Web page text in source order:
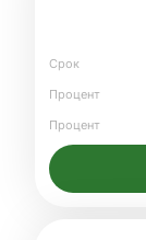
Срок
Процент
Процент